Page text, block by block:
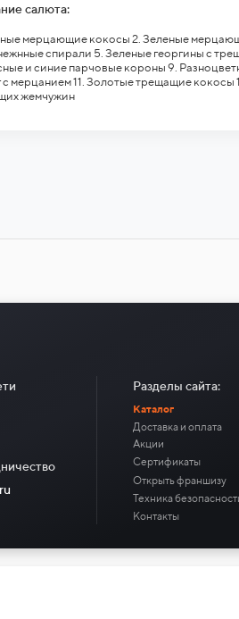
салюта:
мерцающие кокосы 2. Зеленые
спирали 5. Зеленые георгины с
и синие парчовые короны 9.
с мерцанием 11. Золотые трещащие
жемчужин
Разделы сайта:
Каталог
Техника
Доставка и оплата
Акции
Сертификаты
Открыть франшизу
Контакты